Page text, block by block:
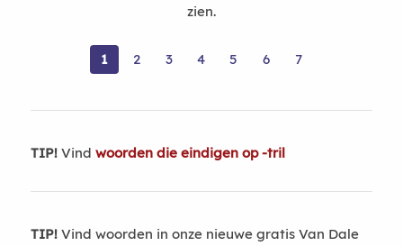
zien.
1 2 3 4 5 6 7
TIP!Vind woorden die eindigen op -tril
TIP!Vind woorden in onze nieuwe gratis Van Dale